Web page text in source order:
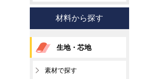
材料から探す
生地・芯地
素材で探す